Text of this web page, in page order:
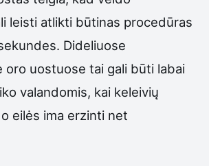
leisti atlikti būtinas procedūras
Dideliuose
oro uostuose tai gali būti labai
valandomis, kai keleivių
eilės ima erzinti net